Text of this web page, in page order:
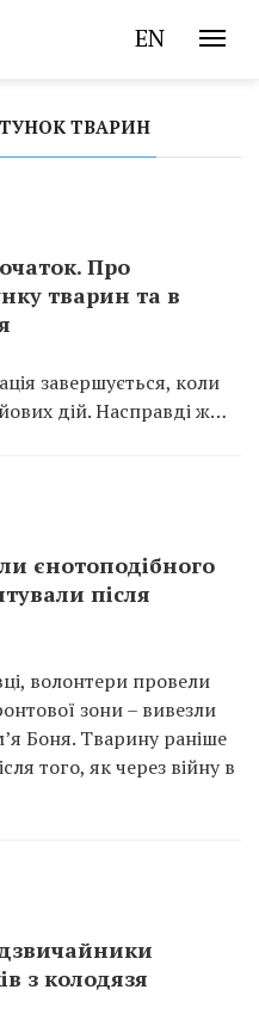
EN
ТВАРИН
Про
тварин та в
завершується, коли
дій. Насправді ж…
єнотоподібного
після
волонтери провели
зони – вивезли
Боня. Тварину раніше
того, як через війну в
з колодязя